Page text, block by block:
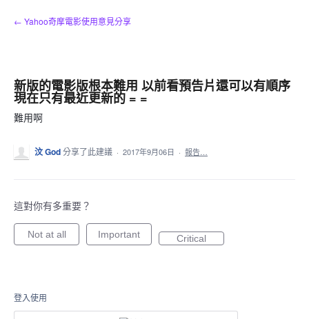
到
← Yahoo奇摩電影使用意見分享
新版的電影版根本難用 以前看預告片還可以有順序
現在只有最近更新的 = =
難用啊
汶 God分享了此建議 · 2017年9月06日 · 報告…
這對你有多重要？
Not at all Important Critical
登入使用